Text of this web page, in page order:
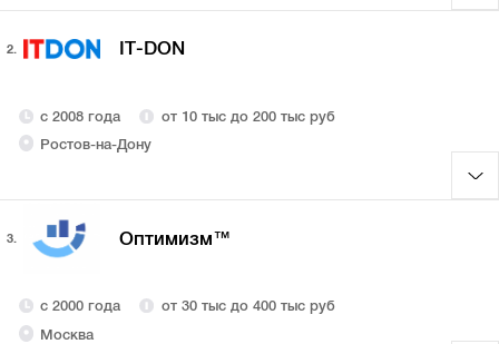
2. IT-DON
с 2008 года
от 10 тыс до 200 тыс руб
Ростов-на-Дону
3. Оптимизм™
с 2000 года
от 30 тыс до 400 тыс руб
Москва